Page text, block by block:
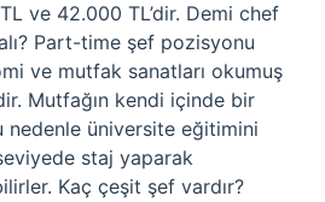
ve 42.000 TL’dir. Demi chef
Part-time şef pozisyonu
ve mutfak sanatları okumuş
Mutfağın kendi içinde bir
nedenle üniversite eğitimini
staj yaparak
Kaç çeşit şef vardır?